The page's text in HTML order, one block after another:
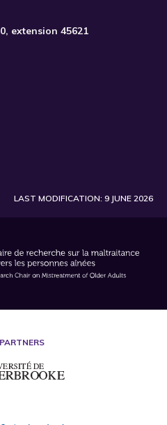
, extension 45621
LAST MODIFICATION: 9 JUNE 2026